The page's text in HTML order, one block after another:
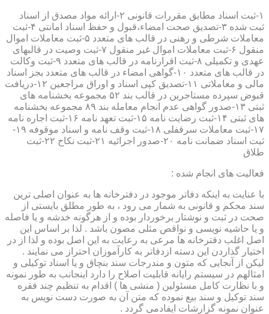
۱-ثبت اسناد مطابق مقررات قانونی ۲-ارائه مواد مصدق از اسناد
ثبت شده ۳-تصدیق صحت امضاء،قبول و حفظ اسناد امانتی ۴-ثبت
معاملات شرطی و رهنی در قالب های متعدد ۵-ثبت معاملات اموال
منقول ۶-ثبت معاملات اموال غیر منقول ۷-ثبت وصیت در قالبهای
عهدی و تکمیلی ۸-ثبت اقرارنامه در قالب های متعدد ۹-ثبت وکالت
در قالب های متعدد ۱۰-گواهی امضاء در قالب های متعدد بجز اسناد
مالی و معاملاتی ۱۱-تصدیق کپی اسناد و اوراق مراجعین ۱۲-دریافت
قبوض سپرده مستاجرین در قالب بند ۵۲ مجموعه بخشنامه های
ثبتی ۱۳-صدور گواهی عدم انجام معامله بند ۸۹ مجموعه بخشنامه
های ثبتی ۱۴-ثبت رضایت نامه ۱۵-ثبت تعهد نامه ۱۶-ثبت اجاره نامه
۱۷-ثبت معاملات سرقفلی ۱۸-ثبت وقف نامه و اسناد موقوفه ۱۹-
ثبت اسناد ضمانت نامه ۲۰-صدور اجرائیه ۲۱-ثبت نکاح ۲۲-ثبت
طلاق
فعالیت های انجام شده :
با عنایت به اینکه دفاتر موجود در دفترخانه ها به عنوان اصلی ترین
سند محکم و قانونی به شمار می رود ، به طور مطلق بایستی از
صحت در ثبت و نوشتار برخوردار بوده و از هرگونه خدشه و یا فاصله
و یا حاشیه نویسی و نواقص مثلی مصون باشد . لذا بر اساس این
اصل اغلب دفترخانه ها مرعی به رعایت به این اصل بوده و لذا از در
اختیار گذاردن این دسته ازدفاتر به کارآموزان احتراز می نمایند .
لیکن از آنجایی که متون و مندرجات سند بنچاق و یا اسناد توکیلی و
امثالهم در سیستم رایانه قابلیت اصلاح را دارد اینجانب به طور نمونه
و با نظارت کامل مسئولین ( منشی ها ) اقدام به تنظیم چند فقره
سند توکیل و سند بیع نموده که متن آن به صورت دست نویس به
عنوان نمونه گزارشات ایفادمی گردد .